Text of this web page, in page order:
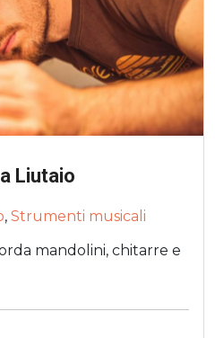
Liutaio
, Strumenti musicali
mandolini, chitarre e